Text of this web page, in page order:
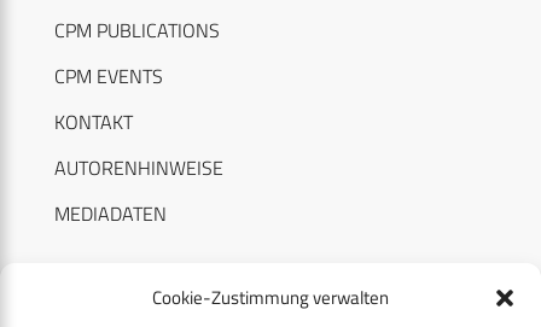
Cookie-Zustimmung verwalten
CPM PUBLICATIONS
CPM EVENTS
KONTAKT
AUTORENHINWEISE
MEDIADATEN